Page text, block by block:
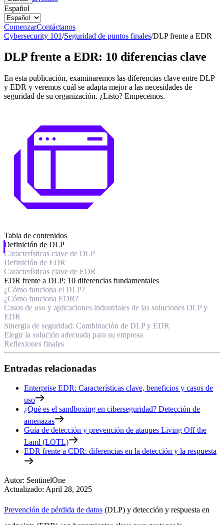
Español
ComenzarContáctanos
Cybersecurity 101/Seguridad de puntos finales/DLP frente a EDR
DLP frente a EDR: 10 diferencias clave
En esta publicación, examinaremos las diferencias clave entre DLP
y EDR y veremos cuál se adapta mejor a las necesidades de
seguridad de su organización. ¿Listo? Empecemos.
Tabla de contenidos
Definición de DLP
Características clave de DLP
Definición de EDR
Características clave de EDR
EDR frente a DLP: 10 diferencias fundamentales
¿Cómo funciona el DLP?
¿Cómo funciona EDR?
Casos de uso y aplicaciones industriales de las soluciones DLP y
EDR
Sinergia de seguridad: Combinación de DLP y EDR
Elegir la solución adecuada para su empresa
Reflexiones finales
Entradas relacionadas
Enterprise EDR: Características clave, beneficios y casos de
uso
¿Qué es el sandboxing en ciberseguridad? Detección de
amenazas
Guía de detección y prevención de ataques Living Off the
Land (LOTL)
EDR frente a CDR: diferencias en la detección y la respuesta
Autor: SentinelOne
Actualizado: April 28, 2025
Prevención de pérdida de datos (DLP) y detección y respuesta en